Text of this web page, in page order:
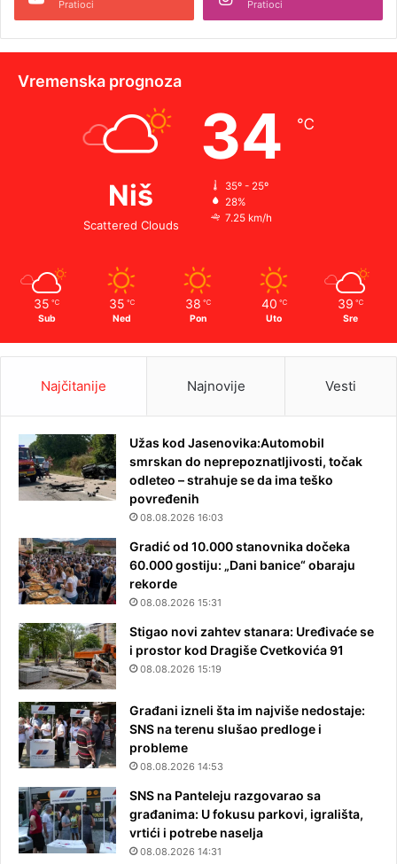
Pratioci Pratioci
Vremenska prognoza
Niš
Scattered Clouds
34 ℃
35º - 25º
28%
7.25 km/h
35 ℃
Sub
35 ℃
Ned
38 ℃
Pon
40 ℃
Uto
39 ℃
Sre
Najčitanije Najnovije Vesti
Užas kod Jasenovika:Automobil
smrskan do neprepoznatljivosti, točak
odleteo – strahuje se da ima teško
povređenih
08.08.2026 16:03
Gradić od 10.000 stanovnika dočeka
60.000 gostiju: „Dani banice“ obaraju
rekorde
08.08.2026 15:31
Stigao novi zahtev stanara: Uređivaće se
i prostor kod Dragiše Cvetkovića 91
08.08.2026 15:19
Građani izneli šta im najviše nedostaje:
SNS na terenu slušao predloge i
probleme
08.08.2026 14:53
SNS na Panteleju razgovarao sa
građanima: U fokusu parkovi, igrališta,
vrtići i potrebe naselja
08.08.2026 14:31